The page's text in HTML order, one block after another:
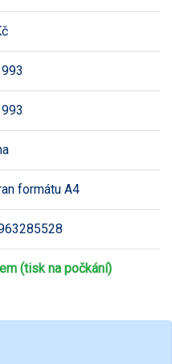
formátu A4
(tisk na počkání)